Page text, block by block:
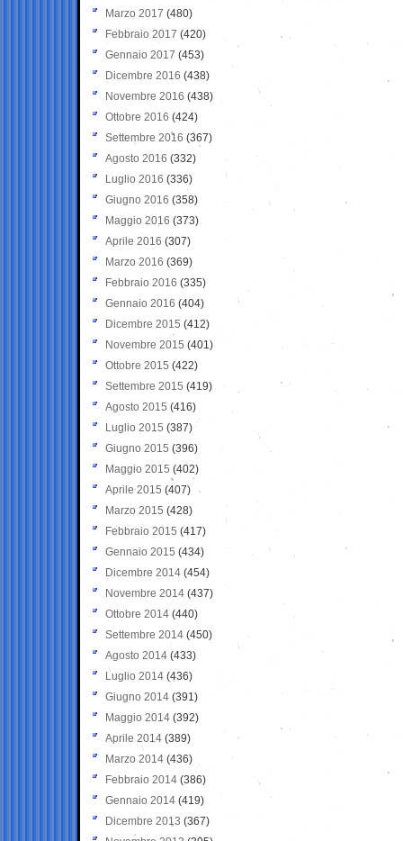
Marzo 2017 (480)
Febbraio 2017 (420)
Gennaio 2017 (453)
Dicembre 2016 (438)
Novembre 2016 (438)
Ottobre 2016 (424)
Settembre 2016 (367)
Agosto 2016 (332)
Luglio 2016 (336)
Giugno 2016 (358)
Maggio 2016 (373)
Aprile 2016 (307)
Marzo 2016 (369)
Febbraio 2016 (335)
Gennaio 2016 (404)
Dicembre 2015 (412)
Novembre 2015 (401)
Ottobre 2015 (422)
Settembre 2015 (419)
Agosto 2015 (416)
Luglio 2015 (387)
Giugno 2015 (396)
Maggio 2015 (402)
Aprile 2015 (407)
Marzo 2015 (428)
Febbraio 2015 (417)
Gennaio 2015 (434)
Dicembre 2014 (454)
Novembre 2014 (437)
Ottobre 2014 (440)
Settembre 2014 (450)
Agosto 2014 (433)
Luglio 2014 (436)
Giugno 2014 (391)
Maggio 2014 (392)
Aprile 2014 (389)
Marzo 2014 (436)
Febbraio 2014 (386)
Gennaio 2014 (419)
Dicembre 2013 (367)